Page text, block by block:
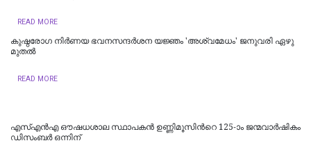
READ MORE
കുഷ്ഠരോഗ നിര്‍ണയ ഭവനസന്ദര്‍ശന യജ്ഞം 'അശ്വമേധം' ജനുവരി ഏഴു
മുതല്‍
READ MORE
എസ്എന്‍എ ഔഷധശാല സ്ഥാപകന്‍ ഉണ്ണിമൂസിന്‍റെ 125-ാം ജന്മവാര്‍ഷികം
ഡിസംബര്‍ ഒന്നിന്